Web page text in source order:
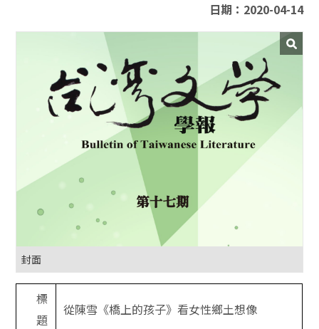
日期：2020-04-14
封面
標
題
從陳雪《橋上的孩子》看女性鄉土想像